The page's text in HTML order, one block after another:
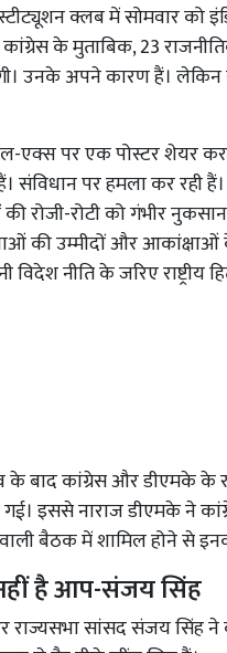
क्लब में सोमवार
के मुताबिक, 23
उनके अपने कारण हैं।
एक्स पर एक पोस्टर शेयर
संविधान पर हमला कर रही
की रोजी-रोटी को गंभीर
की उम्मीदों और
नीति के जरिए राष्ट्रीय
के बाद कांग्रेस और डीएमके के
इससे नाराज डीएमके ने
बैठक में शामिल होने से
है आप-संजय सिंह
सांसद संजय सिंह ने